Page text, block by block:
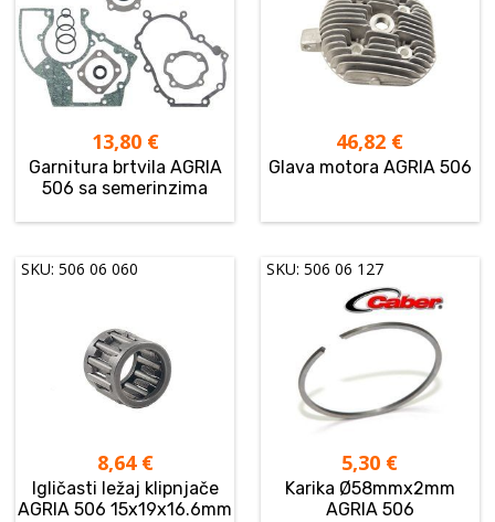
13,80 €
Garnitura brtvila AGRIA
506 sa semerinzima
46,82 €
Glava motora AGRIA 506
SKU: 506 06 060
8,64 €
Igličasti ležaj klipnjače
AGRIA 506 15x19x16.6mm
SKU: 506 06 127
5,30 €
Karika Ø58mmx2mm
AGRIA 506